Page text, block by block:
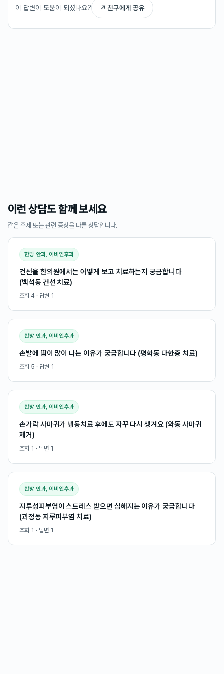
이 답변이 도움이 되셨나요? ↗ 친구에게 공유
이런 상담도 함께 보세요
같은 주제 또는 관련 증상을 다룬 상담입니다.
한방 안과, 이비인후과
건선을 한의원에서는 어떻게 보고 치료하는지 궁금합니다
(백석동 건선 치료)
조회 4 · 답변 1
한방 안과, 이비인후과
손발에 땀이 많이 나는 이유가 궁금합니다 (평화동 다한증 치료)
조회 5 · 답변 1
한방 안과, 이비인후과
손가락 사마귀가 냉동치료 후에도 자꾸 다시 생겨요 (와동 사마귀
제거)
조회 1 · 답변 1
한방 안과, 이비인후과
지루성피부염이 스트레스 받으면 심해지는 이유가 궁금합니다
(괴정동 지루피부염 치료)
조회 1 · 답변 1